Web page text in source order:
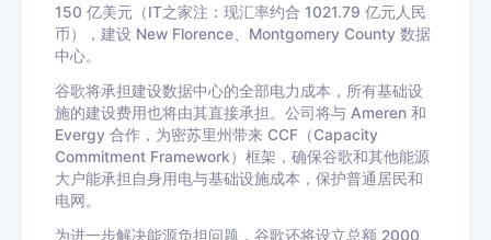
150 亿美元（IT之家注：现汇率约合 1021.79 亿元人民
币），建设 New Florence、Montgomery County 数据
中心。
谷歌将承担建设数据中心的全部电力成本，所有基础设
施的建设费用也将由其直接承担。公司将与 Ameren 和
Evergy 合作，为密苏里州带来 CCF（Capacity
Commitment Framework）框架，确保谷歌和其他能源
大户能承担自身用电与基础设施成本，保护普通居民和
电网。
为进一步解决能源负担问题，谷歌还将设立总额 2000